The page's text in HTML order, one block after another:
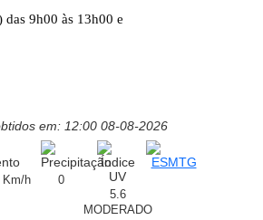
das 9h00 às 13h00 e
em: 12:00 08-08-2026
Km/h
0
5.6
MODERADO